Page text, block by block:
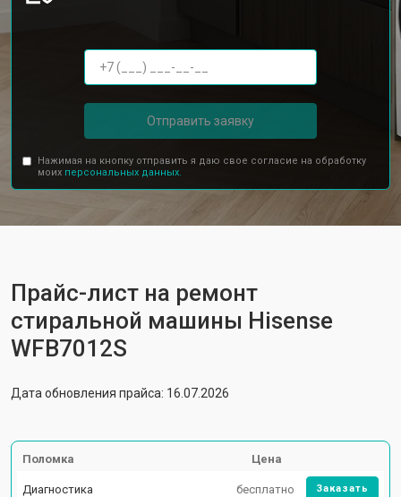
Отправить заявку
Нажимая на кнопку отправить я даю свое согласие на обработку
моих персональных данных.
Прайс-лист на ремонт
стиральной машины Hisense
WFB7012S
Дата обновления прайса: 16.07.2026
Поломка Цена
Диагностика бесплатно Заказать